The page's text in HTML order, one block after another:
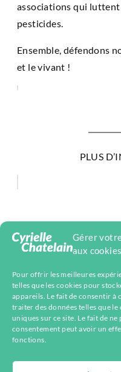
Gérer
aux cookies
Pour offrir les meilleures
telles que les cookies pour
appareils. Le fait de consentir à
traiter des données telles que
uniques sur ce site. Le fait de
consentement peut avoir un
fonctions.
associations qui
pesticides.
Ensemble, défendons
et le vivant !
PLUS
Facebook Mastodon Instagram